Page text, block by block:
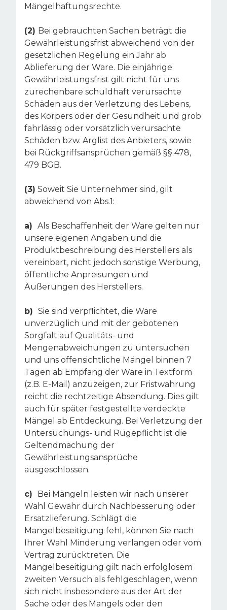
Mängelhaftungsrechte.
(2) Bei gebrauchten Sachen beträgt die
Gewährleistungsfrist abweichend von der
gesetzlichen Regelung ein Jahr ab
Ablieferung der Ware. Die einjährige
Gewährleistungsfrist gilt nicht für uns
zurechenbare schuldhaft verursachte
Schäden aus der Verletzung des Lebens,
des Körpers oder der Gesundheit und grob
fahrlässig oder vorsätzlich verursachte
Schäden bzw. Arglist des Anbieters, sowie
bei Rückgriffsansprüchen gemäß §§ 478,
479 BGB.
(3) Soweit Sie Unternehmer sind, gilt
abweichend von Abs.1:
a) Als Beschaffenheit der Ware gelten nur
unsere eigenen Angaben und die
Produktbeschreibung des Herstellers als
vereinbart, nicht jedoch sonstige Werbung,
öffentliche Anpreisungen und
Äußerungen des Herstellers.
b) Sie sind verpflichtet, die Ware
unverzüglich und mit der gebotenen
Sorgfalt auf Qualitäts- und
Mengenabweichungen zu untersuchen
und uns offensichtliche Mängel binnen 7
Tagen ab Empfang der Ware in Textform
(z.B. E-Mail) anzuzeigen, zur Fristwahrung
reicht die rechtzeitige Absendung. Dies gilt
auch für später festgestellte verdeckte
Mängel ab Entdeckung. Bei Verletzung der
Untersuchungs- und Rügepflicht ist die
Geltendmachung der
Gewährleistungsansprüche
ausgeschlossen.
c) Bei Mängeln leisten wir nach unserer
Wahl Gewähr durch Nachbesserung oder
Ersatzlieferung. Schlägt die
Mangelbeseitigung fehl, können Sie nach
Ihrer Wahl Minderung verlangen oder vom
Vertrag zurücktreten. Die
Mängelbeseitigung gilt nach erfolglosem
zweiten Versuch als fehlgeschlagen, wenn
sich nicht insbesondere aus der Art der
Sache oder des Mangels oder den